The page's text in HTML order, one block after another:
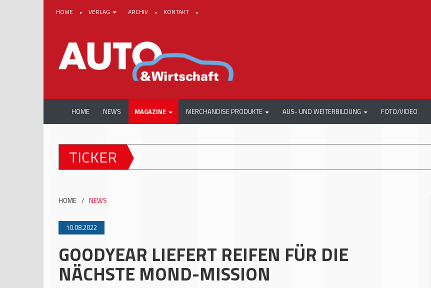
HOME • VERLAG ARCHIV • KONTAKT •
HOME NEWS MAGAZINE MERCHANDISE PRODUKTE AUS- UND WEITERBILDUNG FOTO/VIDEO
TICKER
HOME / NEWS
10.08.2022
GOODYEAR LIEFERT REIFEN FÜR DIE
NÄCHSTE MOND-MISSION